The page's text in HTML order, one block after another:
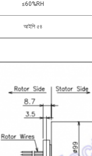
≤60%RH
আইপি ৫৪